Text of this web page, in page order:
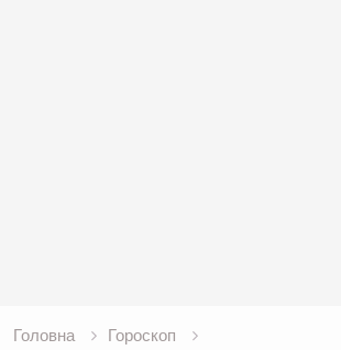
Головна
Гороскоп